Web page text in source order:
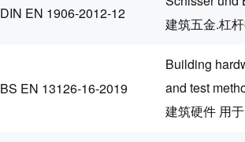
DIN EN 1906-2012-12
建筑五金.杠
BS EN 13126-16-2019
Building
and test
建筑硬件 用